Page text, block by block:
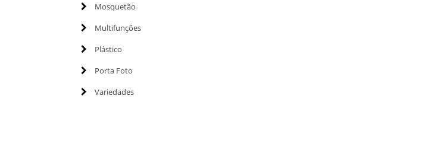
Mosquetão
Multifunções
Plástico
Porta Foto
Variedades